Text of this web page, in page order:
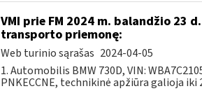
VMI prie FM 2024 m. balandžio 23
transporto priemonę:
Web turinio sąrašas 2024-04-05
1. Automobilis BMW 730D, VIN:
PNKECCNE, technikinė apžiūra galioja iki